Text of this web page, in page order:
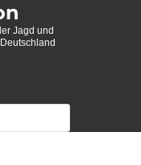
Jagd und